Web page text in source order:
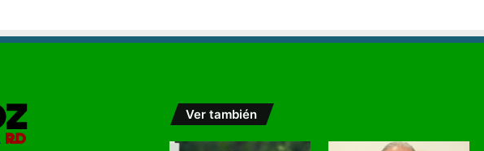
Ver también